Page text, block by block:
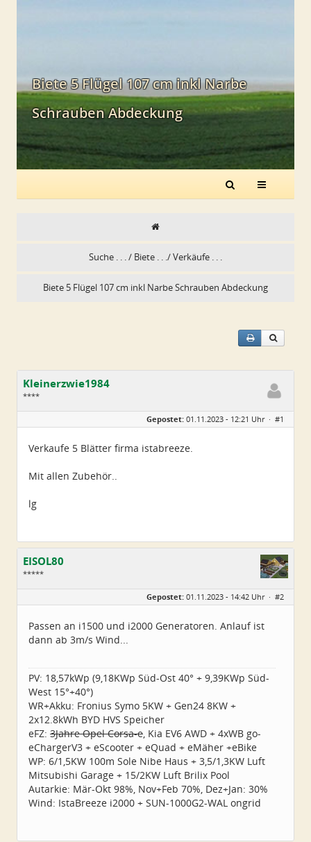
Biete 5 Flügel 107 cm inkl Narbe
Schrauben Abdeckung
Suche . . . / Biete . . ./ Verkäufe . . .
Biete 5 Flügel 107 cm inkl Narbe Schrauben Abdeckung
Kleinerzwie1984
****
Geschlecht:
keine Angabe
Beiträge:
78
Gepostet: 01.11.2023 - 12:21 Uhr · #1
Verkaufe 5 Blätter firma istabreeze.
Mit allen Zubehör..
lg
EISOL80
*****
Alter:
45
Dabei seit:
07 / 2022
Gepostet: 01.11.2023 - 14:42 Uhr · #2
Passen an i1500 und i2000 Generatoren. Anlauf ist
dann ab 3m/s Wind...
PV: 18,57kWp (9,18KWp Süd-Ost 40° + 9,39KWp Süd-
West 15°+40°)
WR+Akku: Fronius Symo 5KW + Gen24 8KW +
2x12.8kWh BYD HVS Speicher
eFZ: 3Jahre Opel Corsa-e, Kia EV6 AWD + 4xWB go-
eChargerV3 + eScooter + eQuad + eMäher +eBike
WP: 6/1,5KW 100m Sole Nibe Haus + 3,5/1,3KW Luft
Mitsubishi Garage + 15/2KW Luft Brilix Pool
Autarkie: Mär-Okt 98%, Nov+Feb 70%, Dez+Jan: 30%
Wind: IstaBreeze i2000 + SUN-1000G2-WAL ongrid